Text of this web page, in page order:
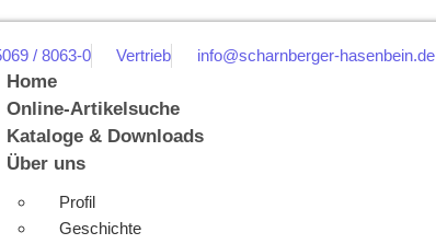
/ 8063-0 Vertrieb info@scharnberger-hasenbein.de
Home
Online-Artikelsuche
Kataloge & Downloads
Über uns
Profil
Geschichte